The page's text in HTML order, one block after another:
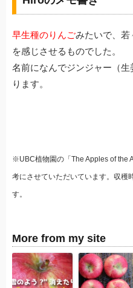
早生種のりんごみたいで、若
を感じさせるものでした。
名前になんでジンジャー（
ります。
※UBC植物園の「The Apples of the
考にさせていただいています。収穫
す。
More from my site